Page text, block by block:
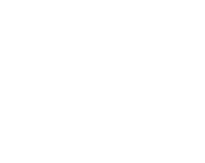
damit wir uns verbessern können.